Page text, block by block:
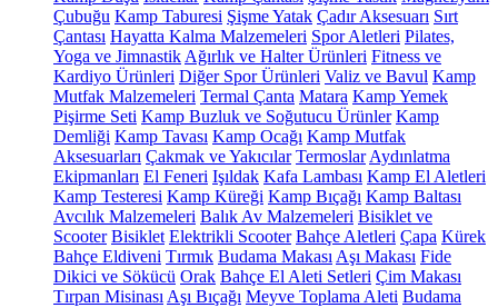
Çubuğu Kamp Taburesi Şişme Yatak Çadır Aksesuarı Sırt
Çantası Hayatta Kalma Malzemeleri Spor Aletleri Pilates,
Yoga ve Jimnastik Ağırlık ve Halter Ürünleri Fitness ve
Kardiyo Ürünleri Diğer Spor Ürünleri Valiz ve Bavul Kamp
Mutfak Malzemeleri Termal Çanta Matara Kamp Yemek
Pişirme Seti Kamp Buzluk ve Soğutucu Ürünler Kamp
Demliği Kamp Tavası Kamp Ocağı Kamp Mutfak
Aksesuarları Çakmak ve Yakıcılar Termoslar Aydınlatma
Ekipmanları El Feneri Işıldak Kafa Lambası Kamp El Aletleri
Kamp Testeresi Kamp Küreği Kamp Bıçağı Kamp Baltası
Avcılık Malzemeleri Balık Av Malzemeleri Bisiklet ve
Scooter Bisiklet Elektrikli Scooter Bahçe Aletleri Çapa Kürek
Bahçe Eldiveni Tırmık Budama Makası Aşı Makası Fide
Dikici ve Sökücü Orak Bahçe El Aleti Setleri Çim Makası
Tırpan Misinası Aşı Bıçağı Meyve Toplama Aleti Budama